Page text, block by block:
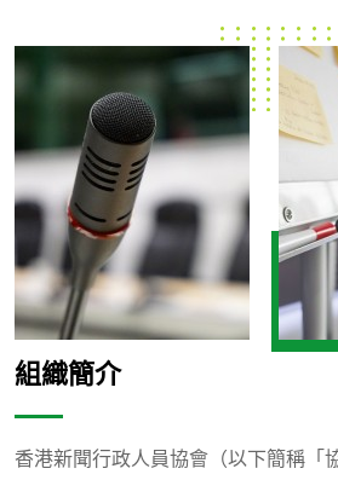
組織簡介
香港新聞行政人員協會（以下簡稱「